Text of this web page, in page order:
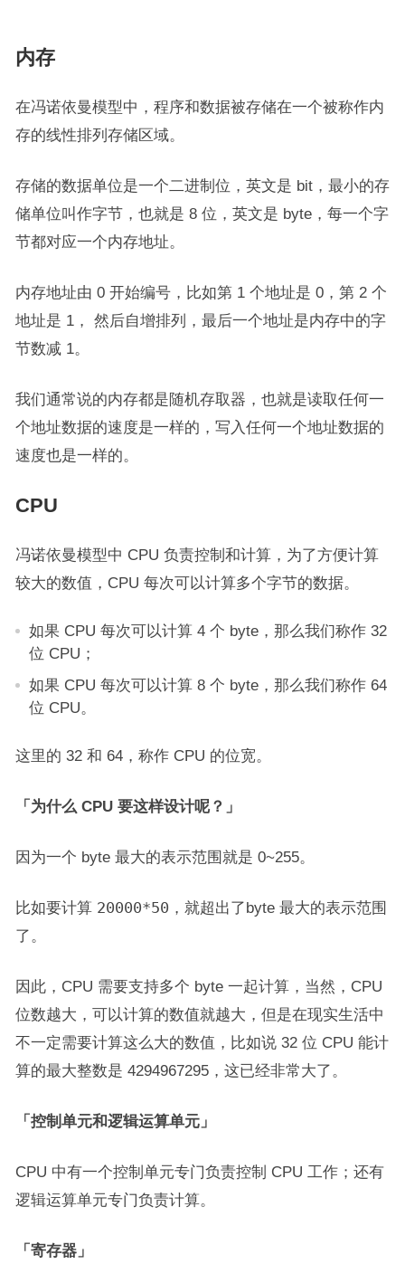
内存
在冯诺依曼模型中，程序和数据被存储在一个被称作内
存的线性排列存储区域。
存储的数据单位是一个二进制位，英文是 bit，最小的存
储单位叫作字节，也就是 8 位，英文是 byte，每一个字
节都对应一个内存地址。
内存地址由 0 开始编号，比如第 1 个地址是 0，第 2 个
地址是 1， 然后自增排列，最后一个地址是内存中的字
节数减 1。
我们通常说的内存都是随机存取器，也就是读取任何一
个地址数据的速度是一样的，写入任何一个地址数据的
速度也是一样的。
CPU
冯诺依曼模型中 CPU 负责控制和计算，为了方便计算
较大的数值，CPU 每次可以计算多个字节的数据。
如果 CPU 每次可以计算 4 个 byte，那么我们称作 32
位 CPU；
如果 CPU 每次可以计算 8 个 byte，那么我们称作 64
位 CPU。
这里的 32 和 64，称作 CPU 的位宽。
「为什么 CPU 要这样设计呢？」
因为一个 byte 最大的表示范围就是 0~255。
比如要计算 20000*50 ，就超出了byte 最大的表示范围
了。
因此，CPU 需要支持多个 byte 一起计算，当然，CPU
位数越大，可以计算的数值就越大，但是在现实生活中
不一定需要计算这么大的数值，比如说 32 位 CPU 能计
算的最大整数是 4294967295，这已经非常大了。
「控制单元和逻辑运算单元」
CPU 中有一个控制单元专门负责控制 CPU 工作；还有
逻辑运算单元专门负责计算。
「寄存器」